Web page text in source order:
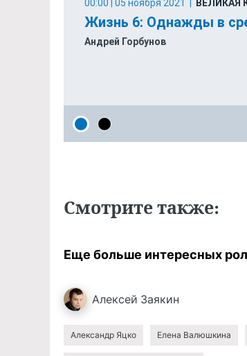
Смотритетакже:
Еще больше интересных
Алексей Заякин
Александр Яцко Елена Валюшкина